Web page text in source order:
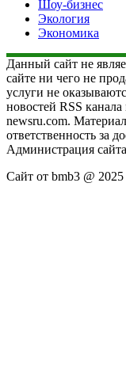
Шоу-бизнес
Экология
Экономика
Данный сайт не
сайте ни чего не
услуги не
новостей RSS
newsru.com.
ответственность за
Администрация
Сайт от bmb3 @ 2025